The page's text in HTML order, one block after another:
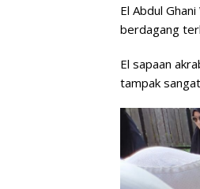
El Abdul
berdagang
El sapaan
tampak